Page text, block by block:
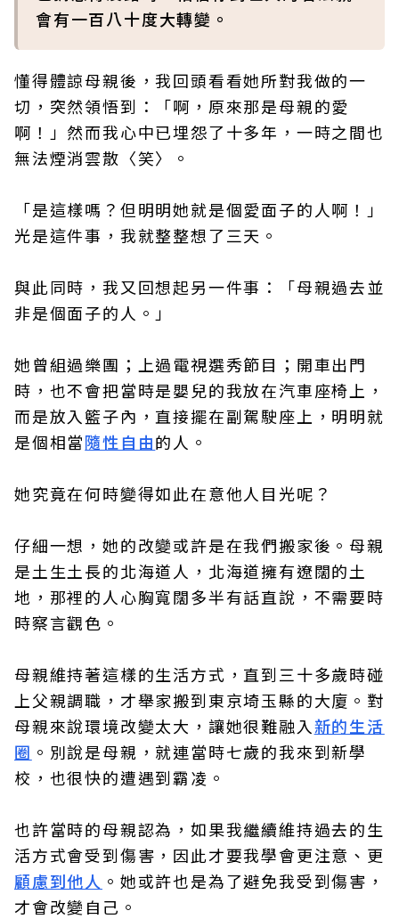
會有一百八十度大轉變。
懂得體諒母親後，我回頭看看她所對我做的一
切，突然領悟到：「啊，原來那是母親的愛
啊！」然而我心中已埋怨了十多年，一時之間也
無法煙消雲散〈笑〉。
「是這樣嗎？但明明她就是個愛面子的人啊！」
光是這件事，我就整整想了三天。
與此同時，我又回想起另一件事：「母親過去並
非是個面子的人。」
她曾組過樂團；上過電視選秀節目；開車出門
時，也不會把當時是嬰兒的我放在汽車座椅上，
而是放入籃子內，直接擺在副駕駛座上，明明就
是個相當隨性自由的人。
她究竟在何時變得如此在意他人目光呢？
仔細一想，她的改變或許是在我們搬家後。母親
是土生土長的北海道人，北海道擁有遼闊的土
地，那裡的人心胸寬闊多半有話直說，不需要時
時察言觀色。
母親維持著這樣的生活方式，直到三十多歲時碰
上父親調職，才舉家搬到東京埼玉縣的大廈。對
母親來說環境改變太大，讓她很難融入新的生活
圈 。別說是母親，就連當時七歲的我來到新學
校，也很快的遭遇到霸凌。
也許當時的母親認為，如果我繼續維持過去的生
活方式會受到傷害，因此才要我學會更注意、更
顧慮到他人 。她或許也是為了避免我受到傷害，
才會改變自己。